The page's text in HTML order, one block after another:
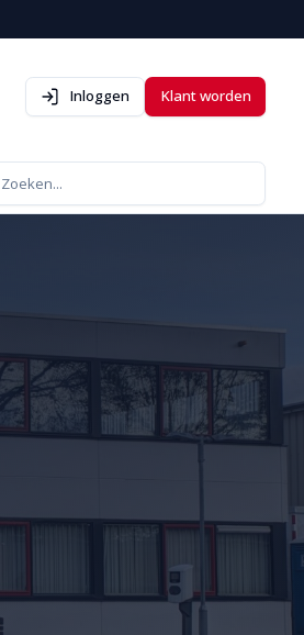
Inloggen Klant worden
Zoeken...